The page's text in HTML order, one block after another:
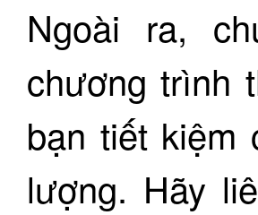
Ngoài ra,
chương trình
bạn tiết kiệm
lượng. Hãy